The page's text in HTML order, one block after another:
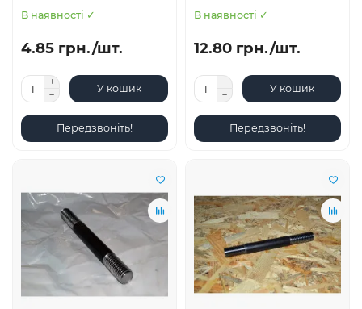
В наявності ✓
4.85 грн./шт.
У кошик
Передзвоніть!
В наявності ✓
12.80 грн./шт.
У кошик
Передзвоніть!